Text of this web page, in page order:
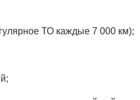
ТО каждые 7 000 км);